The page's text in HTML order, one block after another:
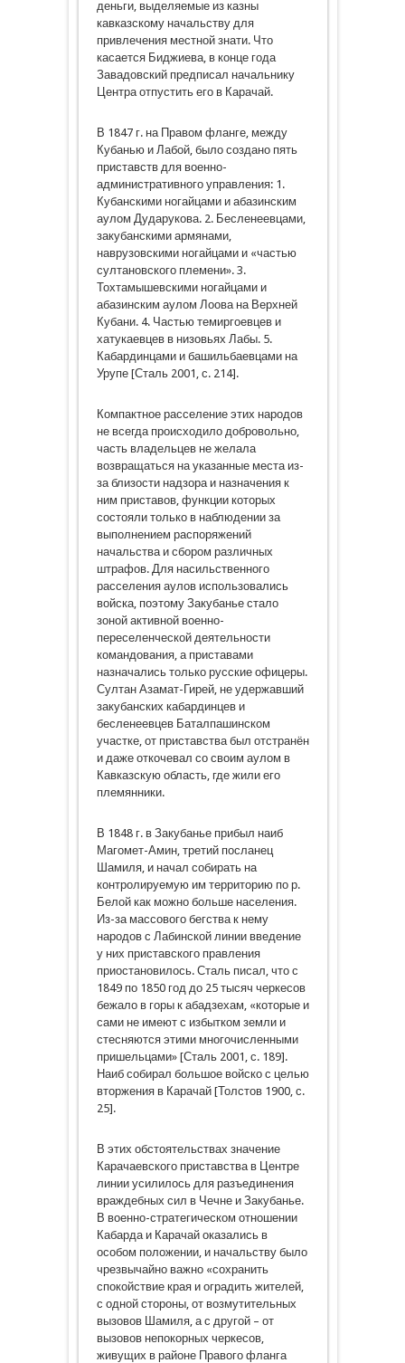
деньги, выделяемые из казны
кавказскому начальству для
привлечения местной знати. Что
касается Биджиева, в конце года
Завадовский предписал начальнику
Центра отпустить его в Карачай.
В 1847 г. на Правом фланге, между
Кубанью и Лабой, было создано пять
приставств для военно-
административного управления: 1.
Кубанскими ногайцами и абазинским
аулом Дударукова. 2. Бесленеевцами,
закубанскими армянами,
наврузовскими ногайцами и «частью
султановского племени». 3.
Тохтамышевскими ногайцами и
абазинским аулом Лоова на Верхней
Кубани. 4. Частью темиргоевцев и
хатукаевцев в низовьях Лабы. 5.
Кабардинцами и башильбаевцами на
Урупе [Сталь 2001, с. 214].
Компактное расселение этих народов
не всегда происходило добровольно,
часть владельцев не желала
возвращаться на указанные места из-
за близости надзора и назначения к
ним приставов, функции которых
состояли только в наблюдении за
выполнением распоряжений
начальства и сбором различных
штрафов. Для насильственного
расселения аулов использовались
войска, поэтому Закубанье стало
зоной активной военно-
переселенческой деятельности
командования, а приставами
назначались только русские офицеры.
Султан Азамат-Гирей, не удержавший
закубанских кабардинцев и
бесленеевцев Баталпашинском
участке, от приставства был отстранён
и даже откочевал со своим аулом в
Кавказскую область, где жили его
племянники.
В 1848 г. в Закубанье прибыл наиб
Магомет-Амин, третий посланец
Шамиля, и начал собирать на
контролируемую им территорию по р.
Белой как можно больше населения.
Из-за массового бегства к нему
народов с Лабинской линии введение
у них приставского правления
приостановилось. Сталь писал, что с
1849 по 1850 год до 25 тысяч черкесов
бежало в горы к абадзехам, «которые и
сами не имеют с избытком земли и
стесняются этими многочисленными
пришельцами» [Сталь 2001, с. 189].
Наиб собирал большое войско с целью
вторжения в Карачай [Толстов 1900, с.
25].
В этих обстоятельствах значение
Карачаевского приставства в Центре
линии усилилось для разъединения
враждебных сил в Чечне и Закубанье.
В военно-стратегическом отношении
Кабарда и Карачай оказались в
особом положении, и начальству было
чрезвычайно важно «сохранить
спокойствие края и оградить жителей,
с одной стороны, от возмутительных
вызовов Шамиля, а с другой – от
вызовов непокорных черкесов,
живущих в районе Правого фланга